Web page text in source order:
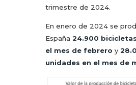
trimestre de 2024.
En enero de 2024 se
España 24.900 bicicletas
el mes de febrero y
unidades en el mes de